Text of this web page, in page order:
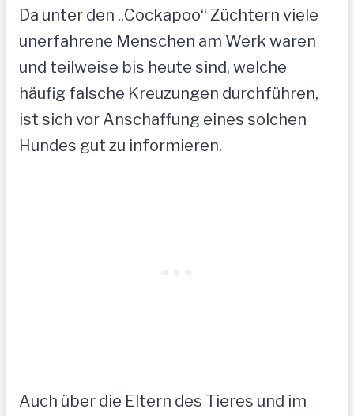
Da unter den „Cockapoo“ Züchtern viele
unerfahrene Menschen am Werk waren
und teilweise bis heute sind, welche
häufig falsche Kreuzungen durchführen,
ist sich vor Anschaffung eines solchen
Hundes gut zu informieren.
Auch über die Eltern des Tieres und im